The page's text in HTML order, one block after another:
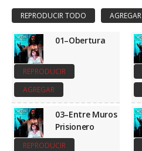
01–Obertura
REPRODUCIR
AGREGAR
03–Entre Muros
Prisionero
REPRODUCIR